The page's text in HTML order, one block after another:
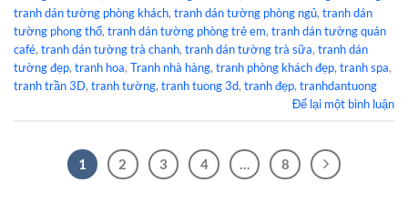
tranh dán tường phòng khách, tranh dán tường phòng ngủ, tranh dán
tường phong thổ, tranh dán tường phòng trẻ em, tranh dán tường quán
café, tranh dán tường trà chanh, tranh dán tường trà sữa, tranh dán
tường đẹp, tranh hoa, Tranh nhà hàng, tranh phòng khách đẹp, tranh spa,
tranh trần 3D, tranh tường, tranh tuong 3d, tranh đẹp, tranhdantuong
Để lại một bình luận
1 2 3 4 8